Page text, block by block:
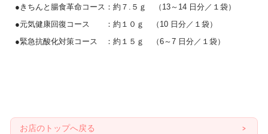
●きちんと腸食革命コース：約７.５ｇ （13～14 日分／１袋）
●元気健康回復コース ：約１０ｇ （10 日分／１袋）
●緊急抗酸化対策コース ：約１５ｇ （6～7 日分／１袋）
お店のトップへ戻る